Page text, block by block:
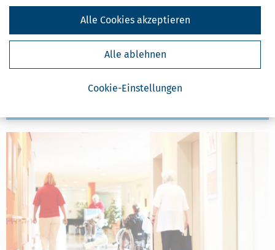
Cookie-Einstellungen
Alle ablehnen
Alle Cookies akzeptieren
Heuschnupfen & Allergie: Steuerliche Entlastung möglich?
07.03.2026, 06:42 Uhr]Allergiker müssen die einschränkenden
Folgen und eine Fortentwicklung ihrer Erkrankung zum Beispiel zu
Asthma vermeiden. Da hilft oft nur eines: Sie dürfen mit den
Allergieauslösern möglichst nicht in Kontakt kommen. Das ist